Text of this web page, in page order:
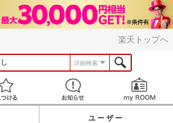
楽天トップへ
詳細検索
見つける お知らせ
ユーザー